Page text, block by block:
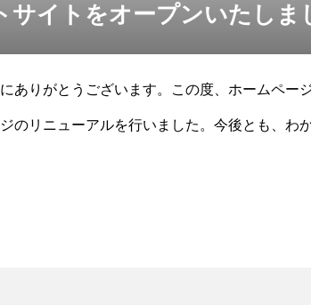
サイトをオープンいたしま
ありがとうございます。この度、ホームペー
のリニューアルを行いました。今後とも、わ